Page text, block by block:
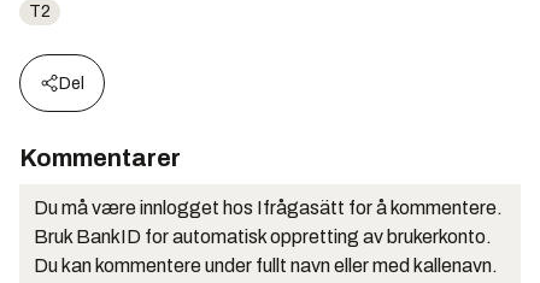
T2
Del
Kommentarer
Du må være innlogget hos Ifrågasätt for å kommentere.
Bruk BankID for automatisk oppretting av brukerkonto.
Du kan kommentere under fullt navn eller med kallenavn.